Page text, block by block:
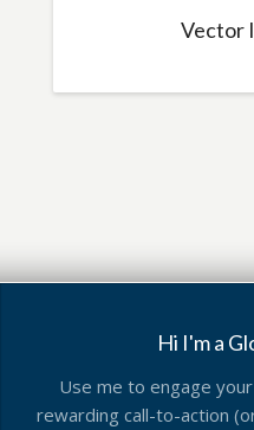
Vector
Hi I'm a
Use me to engage
rewarding call-to-action